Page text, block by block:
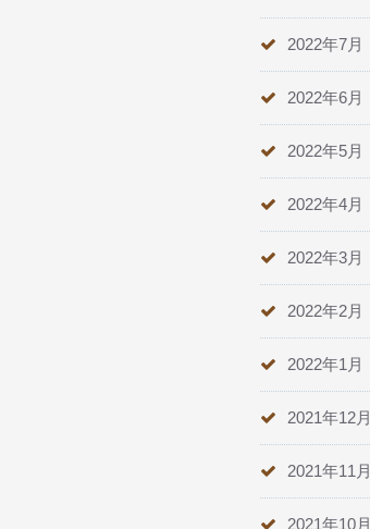
2022年7月
2022年6月
2022年5月
2022年4月
2022年3月
2022年2月
2022年1月
2021年12月
2021年11月
2021年10月